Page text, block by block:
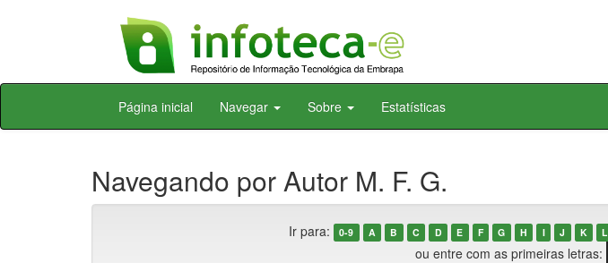
Skip
Página inicial Navegar Sobre Estatísticas
Navegando por Autor M. F. G.
Ir para: 0-9 A B C D E F G H I J K L
ou entre com as primeiras letras: